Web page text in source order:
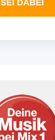
SEI DABEI